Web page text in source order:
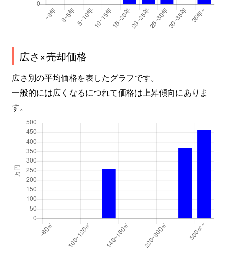
広さ×売却価格
広さ別の平均価格を表したグラフです。
一般的には広くなるにつれて価格は上昇傾向にありま
す。